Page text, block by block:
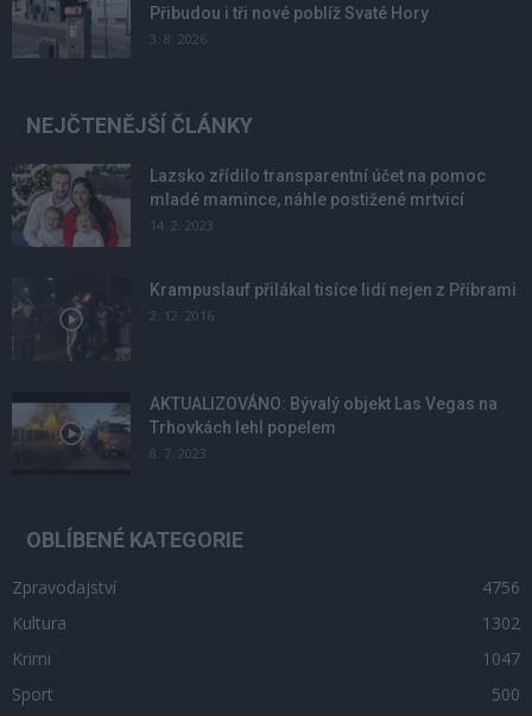
Přibudou i tři nové poblíž Svaté Hory
3. 8. 2026
NEJČTENĚJŠÍ ČLÁNKY
Lazsko zřídilo transparentní účet na pomoc
mladé mamince, náhle postižené mrtvicí
14. 2. 2023
Krampuslauf přilákal tisíce lidí nejen z Příbrami
2. 12. 2016
AKTUALIZOVÁNO: Bývalý objekt Las Vegas na
Trhovkách lehl popelem
8. 7. 2023
OBLÍBENÉ KATEGORIE
Zpravodajství
4756
Kultura
1302
Krimi
1047
Sport
500